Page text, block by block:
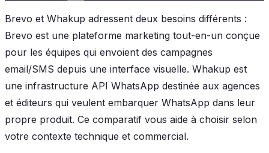
Brevo et Whakup adressent deux besoins différents :
Brevo est une plateforme marketing tout-en-un conçue
pour les équipes qui envoient des campagnes
email/SMS depuis une interface visuelle. Whakup est
une infrastructure API WhatsApp destinée aux agences
et éditeurs qui veulent embarquer WhatsApp dans leur
propre produit. Ce comparatif vous aide à choisir selon
votre contexte technique et commercial.